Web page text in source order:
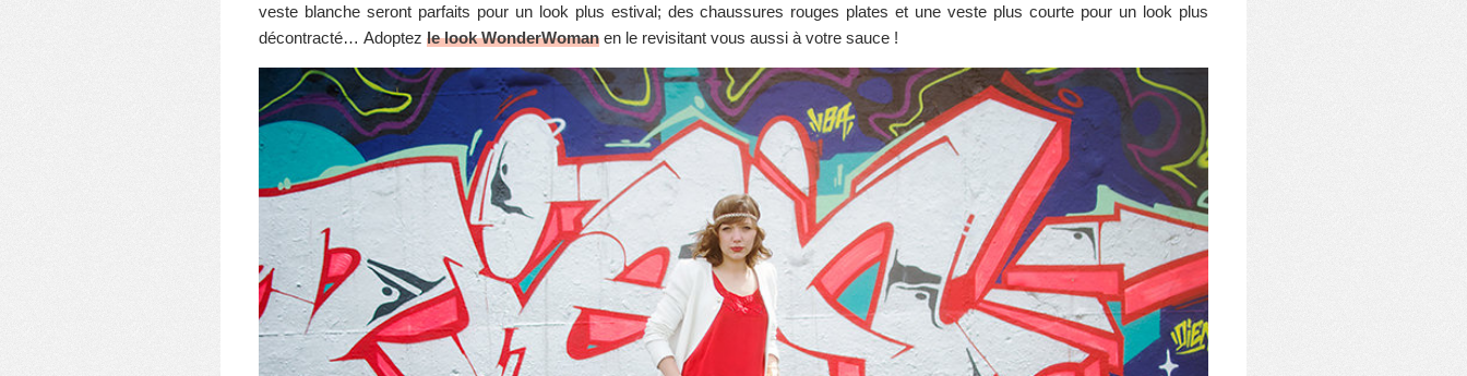
veste blanche seront parfaits pour un look plus estival; des chaussures rouges plates et une veste plus courte pour un look plus
décontracté… Adoptez le look WonderWomanen le revisitant vous aussi à votre sauce !